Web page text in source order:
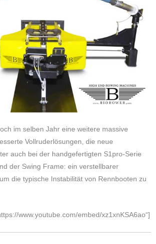
im selben Jahr eine weitere massive
Vollruderlösungen, die neue
auch bei der handgefertigten S1pro-Serie
der Swing Frame: ein verstellbarer
die typische Instabilität von Rennbooten zu
www.youtube.com/embed/xz1xnKSA6ao“]